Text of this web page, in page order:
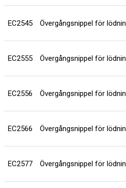
EC2545 Övergångsnippel för
EC2555 Övergångsnippel för
EC2556 Övergångsnippel för
EC2566 Övergångsnippel för
EC2577 Övergångsnippel för